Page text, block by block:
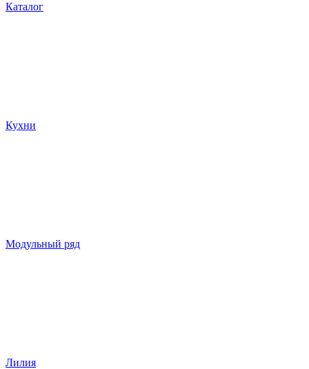
Каталог
Кухни
Модульный ряд
Лилия